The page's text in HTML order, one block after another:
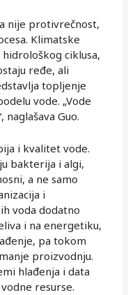
nije protivrečnost,
Klimatske
ciklusa,
ređe, ali
topljenje
vode. „Vode
Guo.
i kvalitet vode.
bakterija i algi,
a ne samo
i
voda dodatno
i na energetiku,
pa tokom
proizvodnju.
hlađenja i data
resurse.